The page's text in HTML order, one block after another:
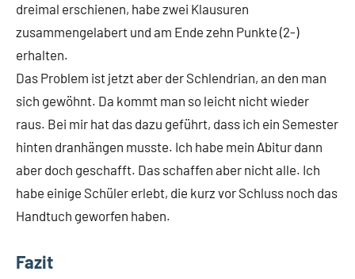
dreimal erschienen, habe zwei Klausuren
zusammengelabert und am Ende zehn Punkte (2-)
erhalten.
Das Problem ist jetzt aber der Schlendrian, an den man
sich gewöhnt. Da kommt man so leicht nicht wieder
raus. Bei mir hat das dazu geführt, dass ich ein Semester
hinten dranhängen musste. Ich habe mein Abitur dann
aber doch geschafft. Das schaffen aber nicht alle. Ich
habe einige Schüler erlebt, die kurz vor Schluss noch das
Handtuch geworfen haben.
Fazit